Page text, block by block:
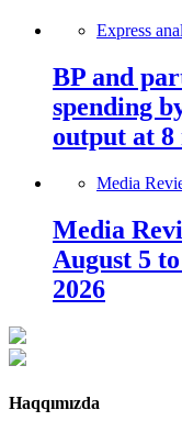
Express
BP and
spending
output at
Media
Media
August 5
2026
Haqqımızda